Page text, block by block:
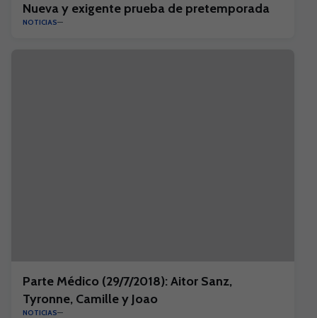
Nueva y exigente prueba de pretemporada
NOTICIAS
Parte Médico (29/7/2018): Aitor Sanz,
Tyronne, Camille y Joao
NOTICIAS